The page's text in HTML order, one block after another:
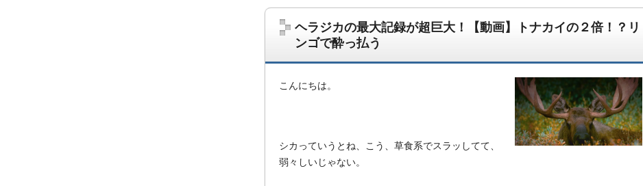
ヘラジカの最大記録が超巨大！【動画】トナカイの２倍！？リ
ンゴで酔っ払う
こんにちは。
シカっていうとね、こう、草食系でスラッしてて、
弱々しいじゃない。